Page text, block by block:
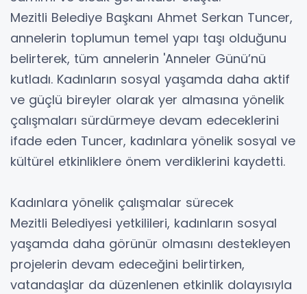
Mezitli Belediye Başkanı Ahmet Serkan Tuncer,
annelerin toplumun temel yapı taşı olduğunu
belirterek, tüm annelerin 'Anneler Günü’nü
kutladı. Kadınların sosyal yaşamda daha aktif
ve güçlü bireyler olarak yer almasına yönelik
çalışmaları sürdürmeye devam edeceklerini
ifade eden Tuncer, kadınlara yönelik sosyal ve
kültürel etkinliklere önem verdiklerini kaydetti.
Kadınlara yönelik çalışmalar sürecek
Mezitli Belediyesi yetkilileri, kadınların sosyal
yaşamda daha görünür olmasını destekleyen
projelerin devam edeceğini belirtirken,
vatandaşlar da düzenlenen etkinlik dolayısıyla